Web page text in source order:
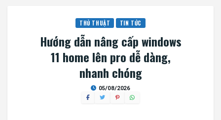
THỦ THUẬT TIN TỨC
Hướng dẫn nâng cấp windows
11 home lên pro dễ dàng,
nhanh chóng
05/08/2026